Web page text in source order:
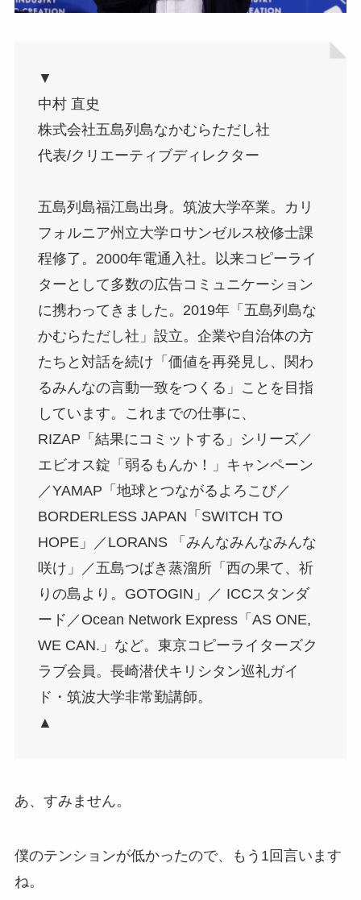
▼
中村 直史
株式会社五島列島なかむらただし社
代表/クリエーティブディレクター
五島列島福江島出身。筑波大学卒業。カリ
フォルニア州立大学ロサンゼルス校修士課
程修了。2000年電通入社。以来コピーライ
ターとして多数の広告コミュニケーション
に携わってきました。2019年「五島列島な
かむらただし社」設立。企業や自治体の方
たちと対話を続け「価値を再発見し、関わ
るみんなの言動一致をつくる」ことを目指
しています。これまでの仕事に、
RIZAP「結果にコミットする」シリーズ／
エビオス錠「弱るもんか！」キャンペーン
／YAMAP「地球とつながるよろこび／
BORDERLESS JAPAN「SWITCH TO
HOPE」／LORANS 「みんなみんなみんな
咲け」／五島つばき蒸溜所「西の果て、祈
りの島より。GOTOGIN」／ ICCスタンダ
ード／Ocean Network Express「AS ONE,
WE CAN.」など。東京コピーライターズク
ラブ会員。長崎潜伏キリシタン巡礼ガイ
ド・筑波大学非常勤講師。
▲
あ、すみません。
僕のテンションが低かったので、もう1回言います
ね。